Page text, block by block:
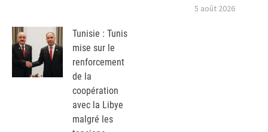
5 août 2026
Tunisie : Tunis
mise sur le
renforcement
de la
coopération
avec la Libye
malgré les